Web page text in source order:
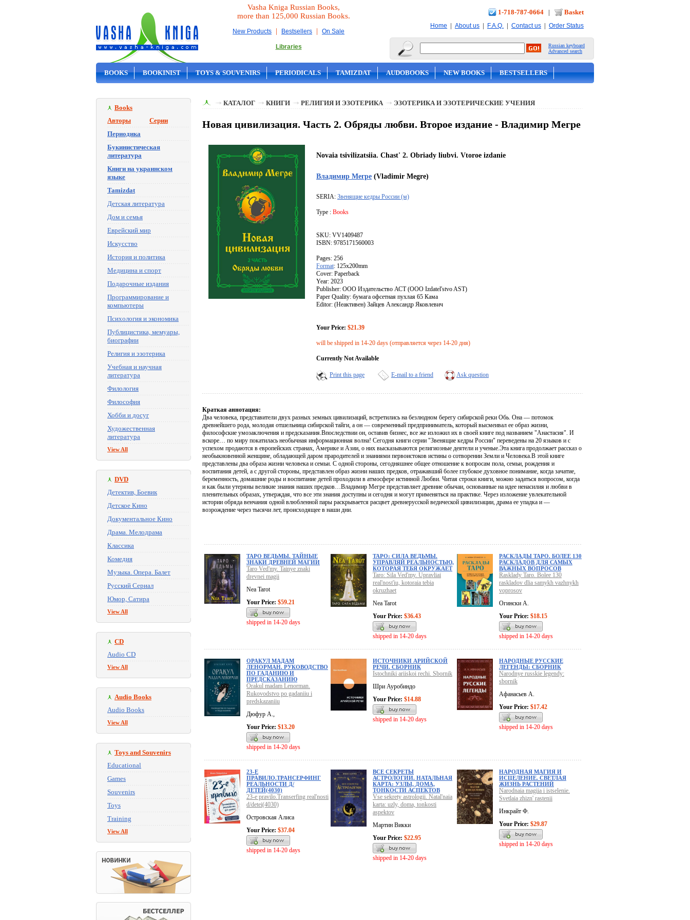
Vasha Kniga Russian Books,
more than 125,000 Russian Books.
New Products | Bestsellers | On Sale
Libraries
1-718-787-0664 | Basket
Home | About us | F.A.Q. | Contact us | Order Status
Russian keyboard
Advanced search
BOOKS BOOKINIST TOYS & SOUVENIRS PERIODICALS TAMIZDAT AUDOBOOKS NEW BOOKS BESTSELLERS
Books
Авторы
Серии
Периодика
Букинистическая
литература
Книги на украинском
языке
Tamizdat
Детская литература
Дом и семья
Еврейский мир
Искусство
История и политика
Медицина и спорт
Подарочные издания
Программирование и
компьютеры
Психология и экономика
Публицистика, мемуары,
биографии
Религия и эзотерика
Учебная и научная
литература
Филология
Философия
Хобби и досуг
Художественная
литература
View All
DVD
Детектив, Боевик
Детское Кино
Документальное Кино
Драма. Мелодрама
Классика
Комедия
Музыка. Опера. Балет
Русский Сериал
Юмор, Сатира
View All
CD
Audio CD
View All
Audio Books
Audio Books
View All
Toys and Souvenirs
Educational
Games
Souvenirs
Toys
Training
View All
КАТАЛОГ КНИГИ РЕЛИГИЯ И ЭЗОТЕРИКА ЭЗОТЕРИКА И ЭЗОТЕРИЧЕСКИЕ УЧЕНИЯ
Новая цивилизация. Часть 2. Обряды любви. Второе издание - Владимир Мегре
Novaia tsivilizatsiia. Chast' 2. Obriady liubvi. Vtoroe izdanie
Владимир Мегре (Vladimir Megre)
SERIA: Звенящие кедры России (м)
Type : Books
SKU: VV1409487
ISBN: 9785171560003
Pages: 256
Format: 125x200mm
Cover: Paperback
Year: 2023
Publisher: ООО Издательство АСТ (OOO Izdatel'stvo AST)
Paper Quality: бумага офсетная пухлая 65 Кама
Editor: (Неактивен) Зайцев Александр Яковлевич
Your Price: $21.39
will be shipped in 14-20 days (отправляется через 14-20 дня)
Currently Not Available
Print this page E-mail to a friend Ask question
Краткая аннотация:
Два человека, представители двух разных земных цивилизаций, встретились на безлюдном берегу сибирской реки Обь. Она — потомок
древнейшего рода, молодая отшельница сибирской тайги, а он — современный предприниматель, который высмеивал ее образ жизни,
философские умозаключения и предсказания.Впоследствии он, оставив бизнес, все же изложил их в своей книге под названием "Анастасия". И
вскоре… по миру покатилась необычная информационная волна! Сегодня книги серии "Звенящие кедры России" переведены на 20 языков и с
успехом продаются в европейских странах, Америке и Азии, о них высказываются религиозные деятели и ученые.Эта книга продолжает рассказ о
необыкновенной женщине, обладающей даром прародителей и знаниями первоистоков истины о сотворении Земли и Человека.В этой книге
представлены два образа жизни человека и семьи. С одной стороны, сегодняшнее общее отношение к вопросам пола, семьи, рождения и
воспитания детей, а с другой стороны, представлен образ жизни наших предков, отражавший более глубокое духовное понимание, когда зачатие,
беременность, домашние роды и воспитание детей проходили в атмосфере истинной Любви. Читая строки книги, можно задаться вопросом, когда
и как были утеряны великие знания наших предков…Владимир Мегре представляет древние обычаи, основанные на идее ненасилия и любви в
пленительных образах, утверждая, что все эти знания доступны и сегодня и могут применяться на практике. Через изложение увлекательной
истории обряда венчания одной влюбленной пары раскрывается расцвет древнерусской ведической цивилизации, драма ее упадка и —
возрождение через тысячи лет, происходящее в наши дни.
ТАРО ВЕДЬМЫ. ТАЙНЫЕ
ЗНАКИ ДРЕВНЕЙ МАГИИ
Taro Ved'my. Tainye znaki
drevnei magii
Nea Tarot
Your Price: $59.21
shipped in 14-20 days
ТАРО: СИЛА ВЕДЬМЫ.
УПРАВЛЯЙ РЕАЛЬНОСТЬЮ,
КОТОРАЯ ТЕБЯ ОКРУЖАЕТ
Taro: Sila Ved'my. Upravliai
real'nost'iu, kotoraia tebia
okruzhaet
Nea Tarot
Your Price: $36.43
shipped in 14-20 days
РАСКЛАДЫ ТАРО. БОЛЕЕ 130
РАСКЛАДОВ ДЛЯ САМЫХ
ВАЖНЫХ ВОПРОСОВ
Rasklady Taro. Bolee 130
raskladov dlia samykh vazhnykh
voprosov
Огински А.
Your Price: $18.15
shipped in 14-20 days
ОРАКУЛ МАДАМ
ЛЕНОРМАН. РУКОВОДСТВО
ПО ГАДАНИЮ И
ПРЕДСКАЗАНИЮ
Orakul madam Lenorman.
Rukovodstvo po gadaniiu i
predskazaniiu
Дюфур А.,
Your Price: $13.20
shipped in 14-20 days
ИСТОЧНИКИ АРИЙСКОЙ
РЕЧИ. СБОРНИК
Istochniki ariiskoi rechi. Sbornik
Шри Ауробиндо
Your Price: $14.88
shipped in 14-20 days
НАРОДНЫЕ РУССКИЕ
ЛЕГЕНДЫ: СБОРНИК
Narodnye russkie legendy:
sbornik
Афанасьев А.
Your Price: $17.42
shipped in 14-20 days
23-Е
ПРАВИЛО.ТРАНСЕРФИНГ
РЕАЛЬНОСТИ Д/
ДЕТЕЙ(4030)
23-e pravilo.Transerfing real'nosti
d/detei(4030)
Островская Алиса
Your Price: $37.04
shipped in 14-20 days
ВСЕ СЕКРЕТЫ
АСТРОЛОГИИ. НАТАЛЬНАЯ
КАРТА: УЗЛЫ, ДОМА,
ТОНКОСТИ АСПЕКТОВ
Vse sekrety astrologii. Natal'naia
karta: uzly, doma, tonkosti
aspektov
Мартин Викки
Your Price: $22.95
shipped in 14-20 days
НАРОДНАЯ МАГИЯ И
ИСЦЕЛЕНИЕ. СВЕТЛАЯ
ЖИЗНЬ РАСТЕНИЙ
Narodnaia magiia i istselenie.
Svetlaia zhizn' rastenii
Инкрайт Ф.
Your Price: $29.87
shipped in 14-20 days